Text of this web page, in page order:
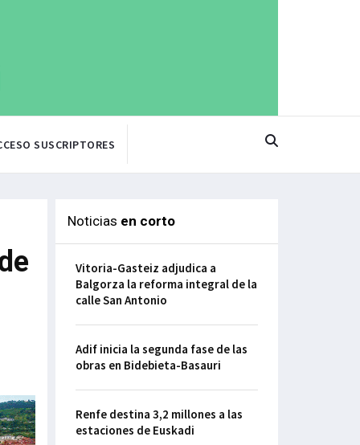
SUSCRIPTORES
Noticias en corto
Vitoria-Gasteiz adjudica a
Balgorza la reforma integral de la
calle San Antonio
Adif inicia la segunda fase de las
obras en Bidebieta-Basauri
Renfe destina 3,2 millones a las
estaciones de Euskadi